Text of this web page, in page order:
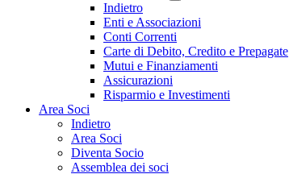
Indietro
Enti e Associazioni
Conti Correnti
Carte di Debito, Credito e Prepagate
Mutui e Finanziamenti
Assicurazioni
Risparmio e Investimenti
Area Soci
Indietro
Area Soci
Diventa Socio
Assemblea dei soci